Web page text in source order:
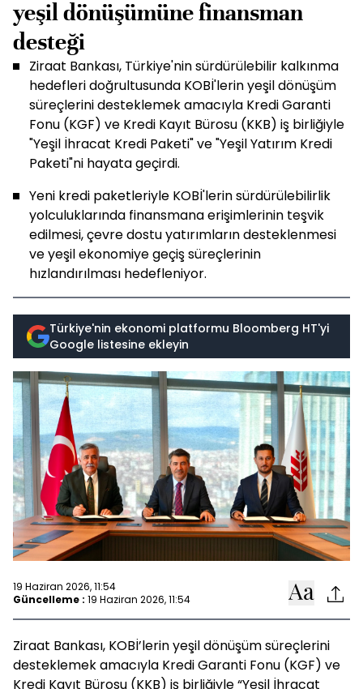
yeşil dönüşümüne finansman
desteği
Ziraat Bankası, Türkiye'nin sürdürülebilir kalkınma
hedefleri doğrultusunda KOBİ'lerin yeşil dönüşüm
süreçlerini desteklemek amacıyla Kredi Garanti
Fonu (KGF) ve Kredi Kayıt Bürosu (KKB) iş birliğiyle
"Yeşil İhracat Kredi Paketi" ve "Yeşil Yatırım Kredi
Paketi"ni hayata geçirdi.
Yeni kredi paketleriyle KOBİ'lerin sürdürülebilirlik
yolculuklarında finansmana erişimlerinin teşvik
edilmesi, çevre dostu yatırımların desteklenmesi
ve yeşil ekonomiye geçiş süreçlerinin
hızlandırılması hedefleniyor.
Türkiye'nin ekonomi platformu Bloomberg HT'yi
Google listesine ekleyin
19 Haziran 2026, 11:54
Güncelleme : 19 Haziran 2026, 11:54
Ziraat Bankası, KOBİ’lerin yeşil dönüşüm süreçlerini
desteklemek amacıyla Kredi Garanti Fonu (KGF) ve
Kredi Kayıt Bürosu (KKB) iş birliğiyle “Yeşil İhracat